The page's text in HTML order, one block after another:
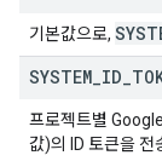
기본값으로,
SYSTEM ID
프로젝트별
값)의 ID 토큰을 전